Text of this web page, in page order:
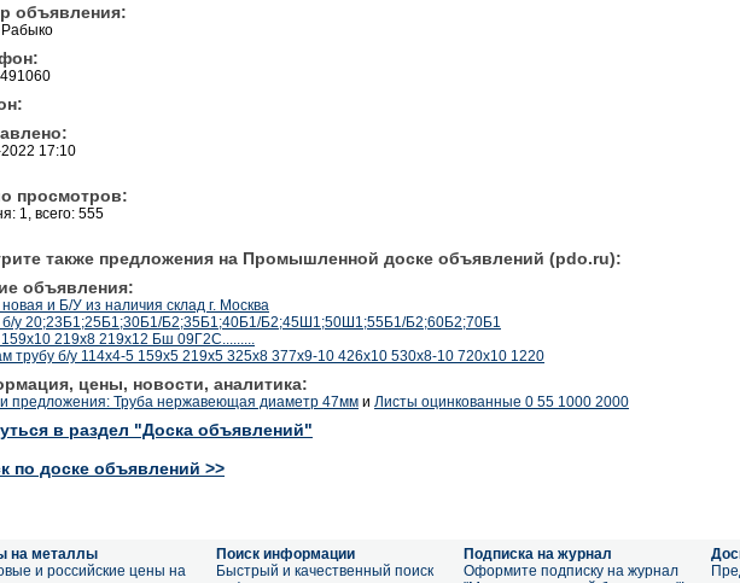
объявления:
Рабыко
17:10
просмотров:
1, всего: 555
также предложения на Промышленной доске объявлений (pdo.ru):
объявления:
и Б/У из наличия склад г. Москва
б/у 20;23Б1;25Б1;30Б1/Б2;35Б1;40Б1/Б2;45Ш1;50Ш1;55Б1/Б2;60Б2;70Б1
219х8 219х12 Бш 09Г2С.........
трубу б/у 114х4-5 159х5 219х5 325х8 377х9-10 426х10 530х8-10 720х10 1220
цены, новости, аналитика:
предложения: Труба нержавеющая диаметр 47мм и Листы оцинкованные 0 55 1000 2000
в раздел "Доска объявлений"
по доске объявлений >>
на металлы
и российские цены на
Поиск информации
Быстрый и качественный поиск
Подписка на журнал
Оформите подписку на журнал